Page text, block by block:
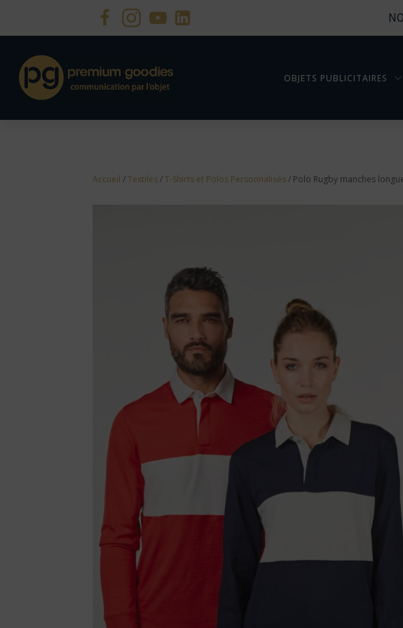
OBJETS PUBLICITAIRES
Accueil /Textiles/T-Shirts et Polos Personnalisés/ Polo Rugby manches